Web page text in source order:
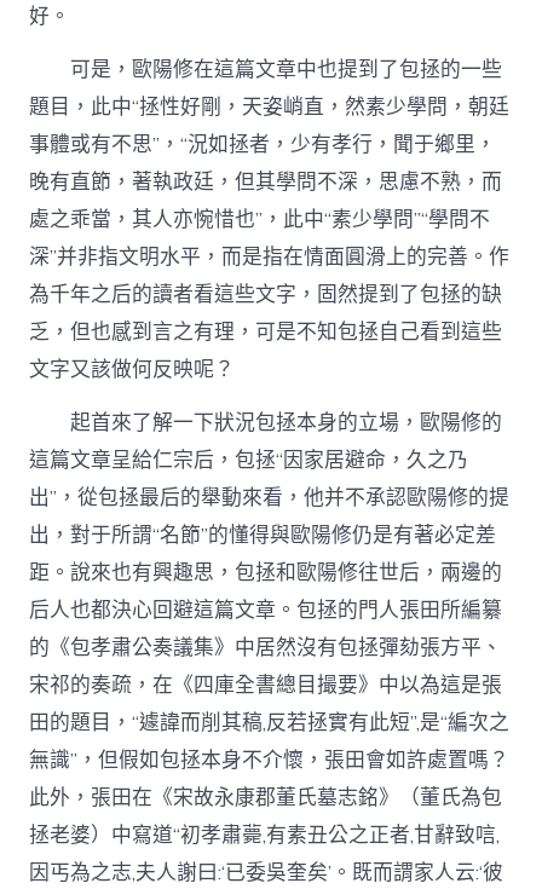
好。
可是，歐陽修在這篇文章中也提到了包拯的一些
題目，此中“拯性好剛，天姿峭直，然素少學問，朝廷
事體或有不思”，“況如拯者，少有孝行，聞于鄉里，
晚有直節，著執政廷，但其學問不深，思慮不熟，而
處之乖當，其人亦惋惜也”，此中“素少學問”“學問不
深”并非指文明水平，而是指在情面圓滑上的完善。作
為千年之后的讀者看這些文字，固然提到了包拯的缺
乏，但也感到言之有理，可是不知包拯自己看到這些
文字又該做何反映呢？
起首來了解一下狀況包拯本身的立場，歐陽修的
這篇文章呈給仁宗后，包拯“因家居避命，久之乃
出”，從包拯最后的舉動來看，他并不承認歐陽修的提
出，對于所謂“名節”的懂得與歐陽修仍是有著必定差
距。說來也有興趣思，包拯和歐陽修往世后，兩邊的
后人也都決心回避這篇文章。包拯的門人張田所編纂
的《包孝肅公奏議集》中居然沒有包拯彈劾張方平、
宋祁的奏疏，在《四庫全書總目撮要》中以為這是張
田的題目，“遽諱而削其稿,反若拯實有此短”,是“編次之
無識”，但假如包拯本身不介懷，張田會如許處置嗎？
此外，張田在《宋故永康郡董氏墓志銘》（董氏為包
拯老婆）中寫道“初孝肅薨,有素丑公之正者,甘辭致唁,
因丐為之志,夫人謝曰:‘已委吳奎矣’。既而謂家人云:‘彼